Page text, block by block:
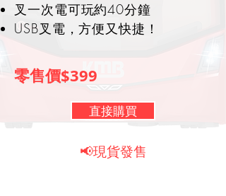
​叉一次電可玩約40分鐘
​USB叉電，方便又快捷！
零售價$399
直接購買
📢現貨發售